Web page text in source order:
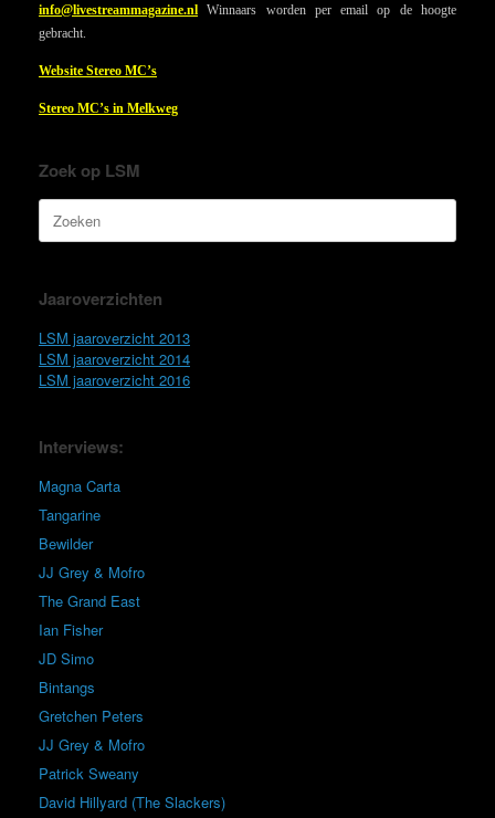
info@livestreammagazine.nl Winnaars worden per email op de hoogte
gebracht.
Website Stereo MC’s
Stereo MC’s in Melkweg
Zoek op LSM
Zoeken
naar:
Jaaroverzichten
LSM jaaroverzicht 2013
LSM jaaroverzicht 2014
LSM jaaroverzicht 2016
Interviews:
Magna Carta
Tangarine
Bewilder
JJ Grey & Mofro
The Grand East
Ian Fisher
JD Simo
Bintangs
Gretchen Peters
JJ Grey & Mofro
Patrick Sweany
David Hillyard (The Slackers)